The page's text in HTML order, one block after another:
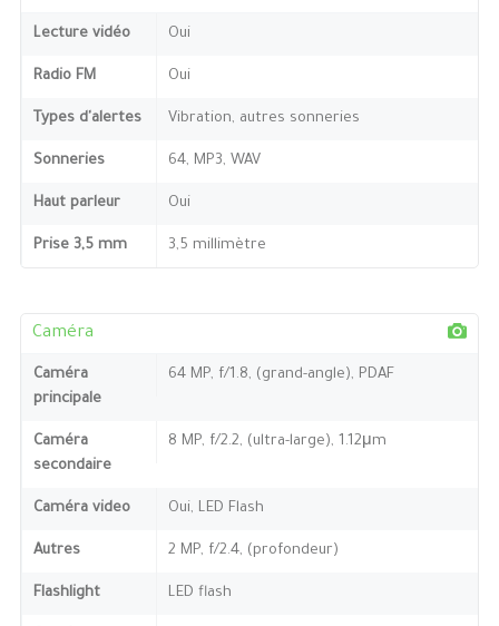
Lecture vidéo Oui
Radio FM Oui
Types d'alertes Vibration, autres sonneries
Sonneries 64, MP3, WAV
Haut parleur Oui
Prise 3,5 mm 3,5 millimètre
Caméra
Caméra
principale
64 MP, f/1.8, (grand-angle), PDAF
Caméra
secondaire
8 MP, f/2.2, (ultra-large), 1.12μm
Caméra video Oui, LED Flash
Autres 2 MP, f/2.4, (profondeur)
Flashlight LED flash